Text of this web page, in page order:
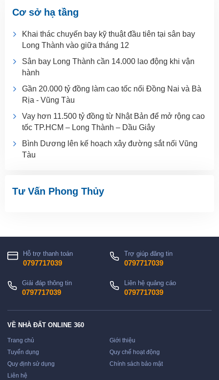
Cơ sở hạ tầng
Khai thác chuyến bay kỹ thuật đầu tiên tại sân bay
Long Thành vào giữa tháng 12
Sân bay Long Thành cần 14.000 lao động khi vận
hành
Gần 20.000 tỷ đồng làm cao tốc nối Đồng Nai và Bà
Rịa - Vũng Tàu
Vay hơn 11.500 tỷ đồng từ Nhật Bản để mở rộng cao
tốc TP.HCM – Long Thành – Dầu Giây
Bình Dương lên kế hoạch xây đường sắt nối Vũng
Tàu
Tư Vấn Phong Thủy
Hỗ trợ thanh toán
0797717039
Trợ giúp đăng tin
0797717039
Giải đáp thông tin
0797717039
Liên hệ quảng cáo
0797717039
VỀ NHÀ ĐẤT ONLINE 360
Trang chủ
Giới thiệu
Tuyển dụng
Quy chế hoạt động
Quy định sử dụng
Chính sách bảo mật
Liên hệ